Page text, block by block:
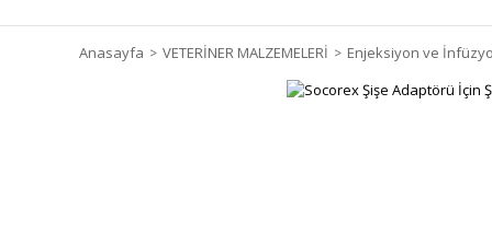
Anasayfa VETERİNER MALZEMELERİ Enjeksiyon ve